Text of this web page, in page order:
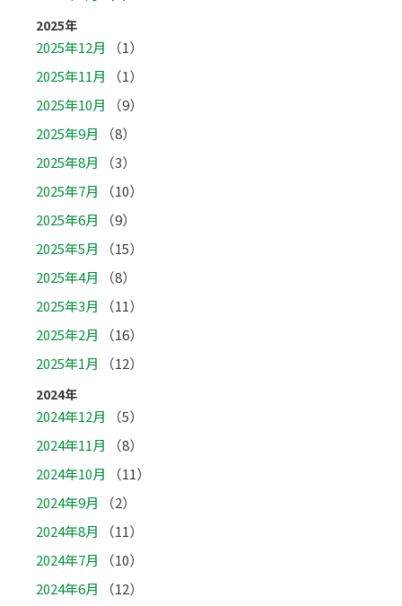
2025年
2025年12月
（1）
2025年11月
（1）
2025年10月
（9）
2025年9月
（8）
2025年8月
（3）
2025年7月
（10）
2025年6月
（9）
2025年5月
（15）
2025年4月
（8）
2025年3月
（11）
2025年2月
（16）
2025年1月
（12）
2024年
2024年12月
（5）
2024年11月
（8）
2024年10月
（11）
2024年9月
（2）
2024年8月
（11）
2024年7月
（10）
2024年6月
（12）